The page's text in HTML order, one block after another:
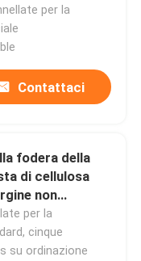
per la
Contattaci
fodera della
di cellulosa
non
100%
per la
cinque
su ordinazione